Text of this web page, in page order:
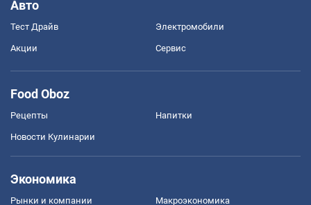
Авто
Тест Драйв Электромобили
Акции Сервис
Food Oboz
Рецепты Напитки
Новости Кулинарии
Экономика
Рынки и компании Mакроэкономика